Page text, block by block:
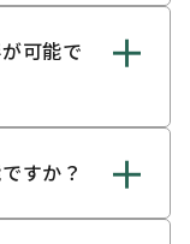
可能で
すか？